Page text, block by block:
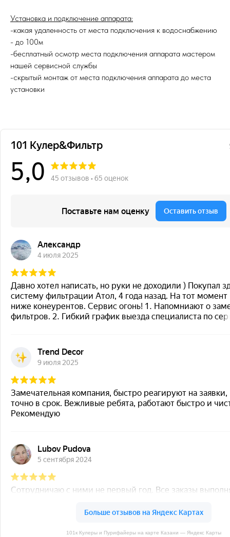
Установка и подключение аппарата:
-какая удаленность от места подключения к водоснабжению
- до 100м
-бесплатный осмотр места подключения аппарата мастером
нашей сервисной службы
-скрытый монтаж от места подключения аппарата до места
установки
101к Кулеры и Пурифайеры на карте Казани — Яндекс Карты